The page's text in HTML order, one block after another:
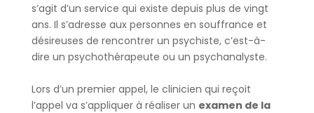
s’agit d’un service qui existe depuis plus de vingt
ans. Il s’adresse aux personnes en souffrance et
désireuses de rencontrer un psychiste, c’est-à-
dire un psychothérapeute ou un psychanalyste.
Lors d’un premier appel, le clinicien qui reçoit
l’appel va s’appliquer à réaliser un examen de la